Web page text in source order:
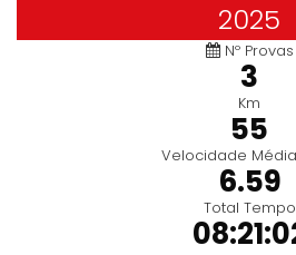
2025
Nº Provas
3
Km
55
Velocidade
6.59
Total Tempo